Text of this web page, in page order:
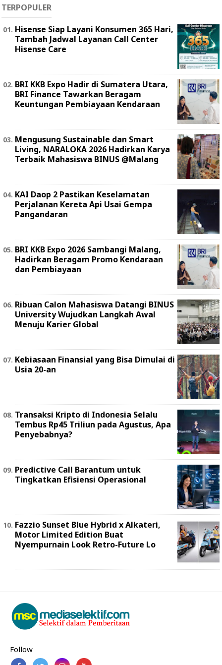
TERPOPULER
Hisense Siap Layani Konsumen 365 Hari,
Tambah Jadwal Layanan Call Center
Hisense Care
BRI KKB Expo Hadir di Sumatera Utara,
BRI Finance Tawarkan Beragam
Keuntungan Pembiayaan Kendaraan
Mengusung Sustainable dan Smart
Living, NARALOKA 2026 Hadirkan Karya
Terbaik Mahasiswa BINUS @Malang
KAI Daop 2 Pastikan Keselamatan
Perjalanan Kereta Api Usai Gempa
Pangandaran
BRI KKB Expo 2026 Sambangi Malang,
Hadirkan Beragam Promo Kendaraan
dan Pembiayaan
Ribuan Calon Mahasiswa Datangi BINUS
University Wujudkan Langkah Awal
Menuju Karier Global
Kebiasaan Finansial yang Bisa Dimulai di
Usia 20-an
Transaksi Kripto di Indonesia Selalu
Tembus Rp45 Triliun pada Agustus, Apa
Penyebabnya?
Predictive Call Barantum untuk
Tingkatkan Efisiensi Operasional
Fazzio Sunset Blue Hybrid x Alkateri,
Motor Limited Edition Buat
Nyempurnain Look Retro-Future Lo
Follow